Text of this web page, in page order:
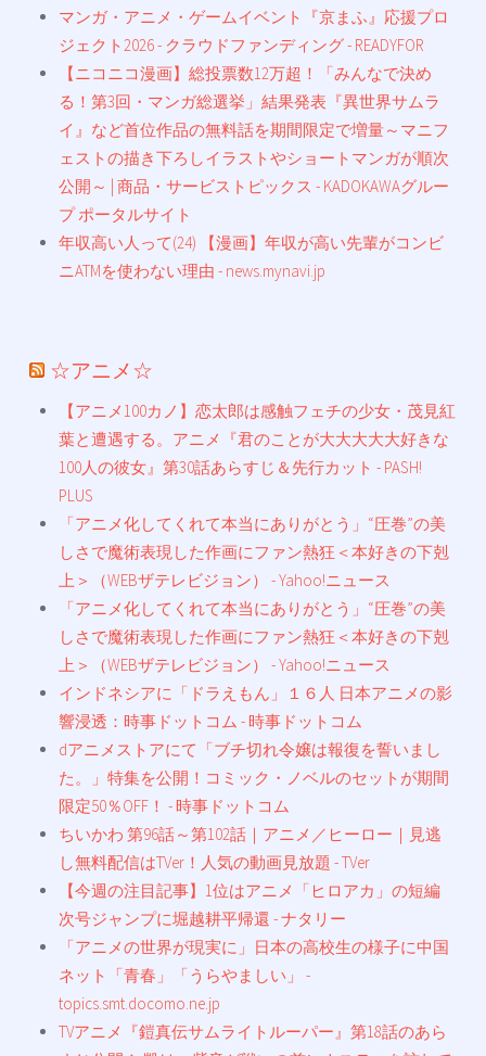
マンガ・アニメ・ゲームイベント『京まふ』応援プロ
ジェクト2026 - クラウドファンディング - READYFOR
【ニコニコ漫画】総投票数12万超！「みんなで決め
る！第3回・マンガ総選挙」結果発表『異世界サムラ
イ』など首位作品の無料話を期間限定で増量～マニフ
ェストの描き下ろしイラストやショートマンガが順次
公開～ | 商品・サービストピックス - KADOKAWAグルー
プ ポータルサイト
年収高い人って(24) 【漫画】年収が高い先輩がコンビ
ニATMを使わない理由 - news.mynavi.jp
☆アニメ☆
【アニメ100カノ】恋太郎は感触フェチの少女・茂見紅
葉と遭遇する。アニメ『君のことが大大大大大好きな
100人の彼女』第30話あらすじ＆先行カット - PASH!
PLUS
「アニメ化してくれて本当にありがとう」“圧巻”の美
しさで魔術表現した作画にファン熱狂＜本好きの下剋
上＞（WEBザテレビジョン） - Yahoo!ニュース
「アニメ化してくれて本当にありがとう」“圧巻”の美
しさで魔術表現した作画にファン熱狂＜本好きの下剋
上＞（WEBザテレビジョン） - Yahoo!ニュース
インドネシアに「ドラえもん」１６人 日本アニメの影
響浸透：時事ドットコム - 時事ドットコム
dアニメストアにて「ブチ切れ令嬢は報復を誓いまし
た。」特集を公開！コミック・ノベルのセットが期間
限定50％OFF！ - 時事ドットコム
ちいかわ 第96話～第102話｜アニメ／ヒーロー｜見逃
し無料配信はTVer！人気の動画見放題 - TVer
【今週の注目記事】1位はアニメ「ヒロアカ」の短編
次号ジャンプに堀越耕平帰還 - ナタリー
「アニメの世界が現実に」日本の高校生の様子に中国
ネット「青春」「うらやましい」 -
topics.smt.docomo.ne.jp
TVアニメ『鎧真伝サムライトルーパー』第18話のあら